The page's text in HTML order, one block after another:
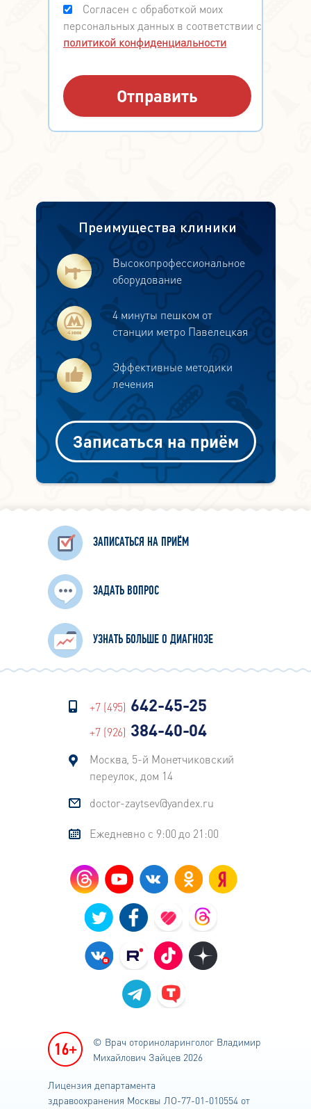
Согласен с обработкой моих
персональных данных в соответствии с
политикой конфиденциальности
Преимущества клиники
Высокопрофессиональное
оборудование
4 минуты пешком от
станции метро Павелецкая
Эффективные методики
лечения
Записаться на приём
ЗАПИСАТЬСЯ НА ПРИЁМ
ЗАДАТЬ ВОПРОС
УЗНАТЬ БОЛЬШЕ О ДИАГНОЗЕ
+7 (495) 642-45-25
+7 (926) 384-40-04
Москва, 5-й Монетчиковский
переулок, дом 14
doctor-zaytsev@yandex.ru
Ежедневно с 9:00 до 21:00
© Врач оториноларинголог Владимир
Михайлович Зайцев 2026
Лицензия департамента
здравоохранения Москвы ЛО-77-01-010554 от